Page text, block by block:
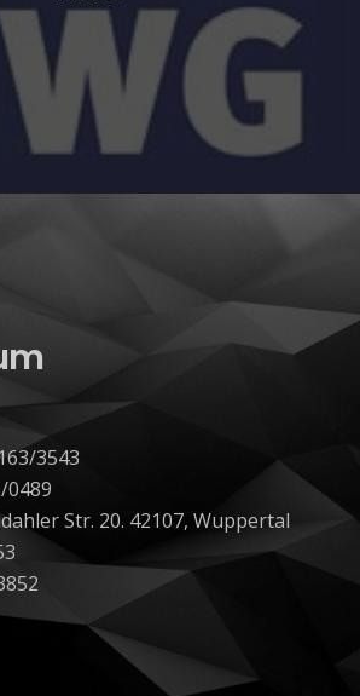
3543
0489
Str. 20. 42107, Wuppertal